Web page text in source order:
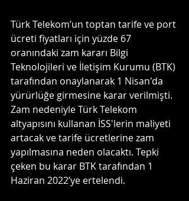
Türk Telekom’un toptan tarife ve port
ücreti fiyatları için yüzde 67
oranındaki zam kararı Bilgi
Teknolojileri ve İletişim Kurumu (BTK)
tarafından onaylanarak 1 Nisan'da
yürürlüğe girmesine karar verilmişti.
Zam nedeniyle Türk Telekom
altyapısını kullanan İSS'lerin maliyeti
artacak ve tarife ücretlerine zam
yapılmasına neden olacaktı. Tepki
çeken bu karar BTK tarafından 1
Haziran 2022’ye ertelendi.